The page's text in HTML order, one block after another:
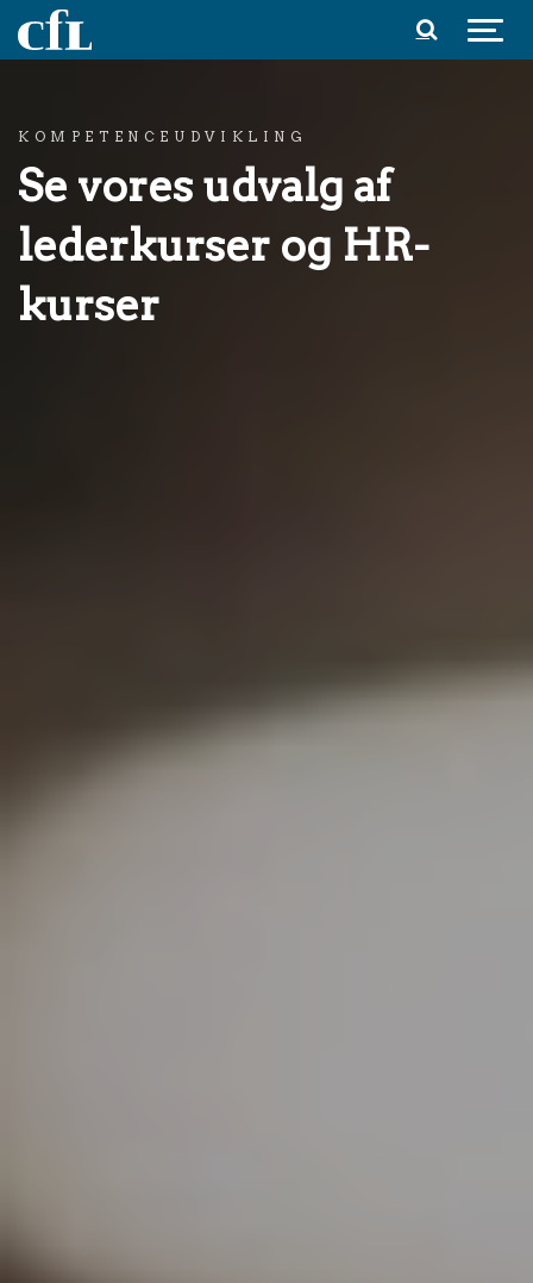
Spring til indhold
KOMPETENCEUDVIKLING
Se vores udvalg af
lederkurser og HR-
kurser